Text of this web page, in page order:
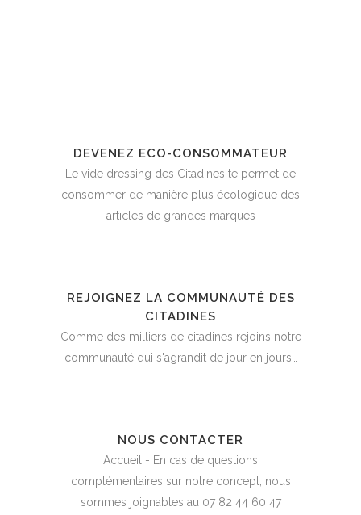
DEVENEZ ECO-CONSOMMATEUR
Le vide dressing des Citadines te permet de
consommer de manière plus écologique des
articles de grandes marques
REJOIGNEZ LA COMMUNAUTÉ DES
CITADINES
Comme des milliers de citadines rejoins notre
communauté qui s'agrandit de jour en jours…
NOUS CONTACTER
Accueil - En cas de questions
complémentaires sur notre concept, nous
sommes joignables au 07 82 44 60 47